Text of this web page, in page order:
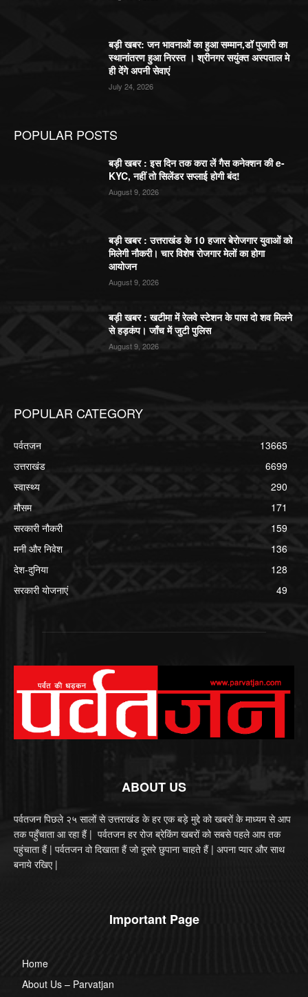
बड़ी खबर: जन भावनाओं का हुआ सम्मान,डॉ पुजारी का
स्थानांतरण हुआ निरस्त । श्रीनगर सयुंक्त अस्पताल मे
ही देंगे अपनी सेवाएं
July 24, 2026
POPULAR POSTS
बड़ी खबर : इस दिन तक करा लें गैस कनेक्शन की e-
KYC, नहीं तो सिलेंडर सप्लाई होगी बंद!
August 9, 2026
बड़ी खबर : उत्तराखंड के 10 हजार बेरोजगार युवाओं को
मिलेगी नौकरी। चार विशेष रोजगार मेलों का होगा
आयोजन
August 9, 2026
बड़ी खबर : खटीमा में रेलवे स्टेशन के पास दो शव मिलने
से हड़कंप। जाँच में जुटी पुलिस
August 9, 2026
POPULAR CATEGORY
पर्वतजन
13665
उत्तराखंड
6699
स्वास्थ्य
290
मौसम
171
सरकारी नौकरी
159
मनी और निवेश
136
देश-दुनिया
128
सरकारी योजनाएं
49
ABOUT US
पर्वतजन पिछले २५ सालों से उत्तराखंड के हर एक बड़े मुद्दे को खबरों के माध्यम से आप
तक पहुँचाता आ रहा हैं | पर्वतजन हर रोज ब्रेकिंग खबरों को सबसे पहले आप तक
पहुंचाता हैं | पर्वतजन वो दिखाता हैं जो दूसरे छुपाना चाहते हैं | अपना प्यार और साथ
बनाये रखिए |
Important Page
Home
About Us – Parvatjan